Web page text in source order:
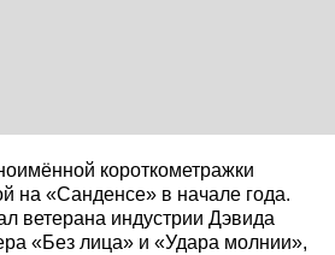
короткометражки
на «Санденсе» в начале года.
ветерана индустрии Дэвида
«Без лица» и «Удара молнии»,